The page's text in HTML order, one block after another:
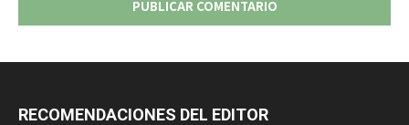
RECOMENDACIONES DEL EDITOR